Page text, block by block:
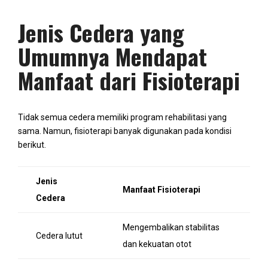
Jenis Cedera yang
Umumnya Mendapat
Manfaat dari Fisioterapi
Tidak semua cedera memiliki program rehabilitasi yang
sama. Namun, fisioterapi banyak digunakan pada kondisi
berikut.
Jenis
Cedera
Manfaat Fisioterapi
Cedera lutut
Mengembalikan stabilitas
dan kekuatan otot